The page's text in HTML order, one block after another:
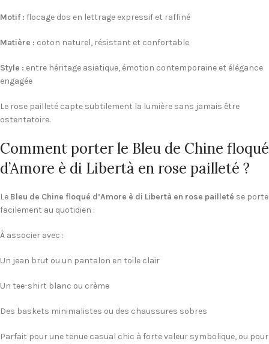
Motif : flocage dos en lettrage expressif et raffiné
Matière : coton naturel, résistant et confortable
Style : entre héritage asiatique, émotion contemporaine et élégance
engagée
Le rose pailleté capte subtilement la lumière sans jamais être
ostentatoire.
Comment porter le Bleu de Chine floqué
d’Amore è di Libertà en rose pailleté ?
Le Bleu de Chine floqué d’Amore è di Libertà en rose pailleté se porte
facilement au quotidien :
À associer avec :
Un jean brut ou un pantalon en toile clair
Un tee-shirt blanc ou crème
Des baskets minimalistes ou des chaussures sobres
Parfait pour une tenue casual chic à forte valeur symbolique, ou pour